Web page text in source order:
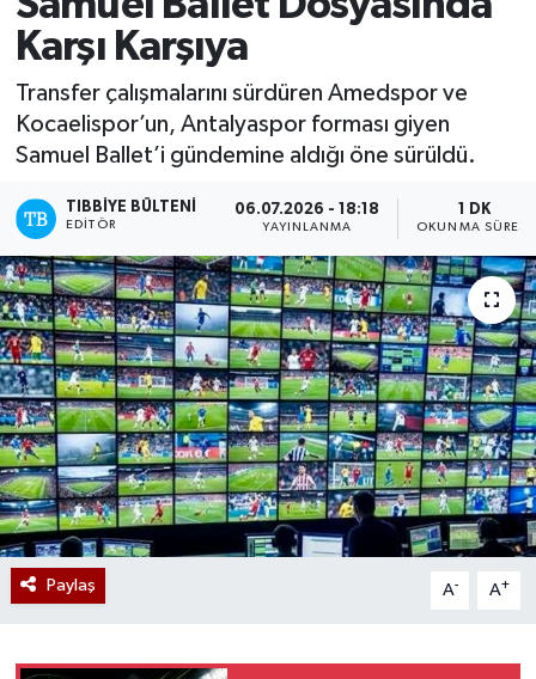
Karşı Karşıya
Transfer çalışmalarını sürdüren Amedspor ve
Kocaelispor’un, Antalyaspor forması giyen
Samuel Ballet’i gündemine aldığı öne sürüldü.
TIBBIYE BÜLTENI
EDITÖR
06.07.2026 - 18:18
YAYINLANMA
1 DK
OKUNMA SÜRESI
Paylaş A- A+
Mevzuat